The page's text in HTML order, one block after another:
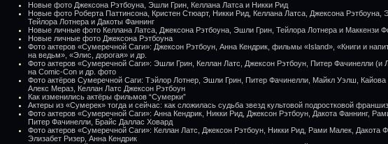
Новые фото Джексона Рэтбоуна, Эшли Грин, Келлана Латса и Никки Рид
Новые фото Роберта Паттинсона, Кристен Стюарт, Никки Рид, Келлана Латса, Джексона Рэтбоуна,
Тейлора Лотнера и Дакоты Фаннинг
Новые личные фото Келлана Латса, Джексона Рэтбоуна, Эшли Грин, Тейлора Лотнера и Маккензи
Новые личные фото Джексона Рэтбоуна
Фото актеров «Сумеречной Саги»: Джексон Рэтбоун, Анна Кендрик, фильмы «Island», «Книги и
на ведьм», «Элис, дорогая» и др.
Фото актеров «Сумеречной Саги»: Эшли Грин, Келлан Латс, Джексон Рэтбоун, Питер Фачинелли (и
на Comic-Con и др. фото
Фото актёров Сумеречной Саги: Тэйлор Лотнер, Эшли Грин, Питер Фачинелли, Майкл Уэлш, Кайова
Алекс Мераз, Келлан Латс Джексон Рэтбоун
Как изменились актёры фильмов “Сумерки”
Актеры из «Сумерек» тогда и сейчас: как сложилась судьба звезд культовой подростковой
Фото актеров «Сумеречной Саги»: Анна Кендрик, Никки Рид, Джексон Рэтбоун, Дакота Фаннинг,
Питер Фачинелли, Брайс Даллас Ховард
Фото актеров «Сумеречной Саги»: Келлан Латс, Джексон Рэтбоун, Никки Рид, Рами Малек, Дакота
Элизабет Ризер, Анна Кендрик